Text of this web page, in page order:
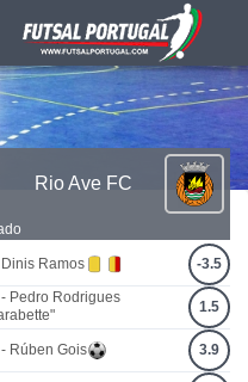
Rio Ave FC
Ramos
-3.5
Pedro Rodrigues
1.5
Rúben Gois 3.9